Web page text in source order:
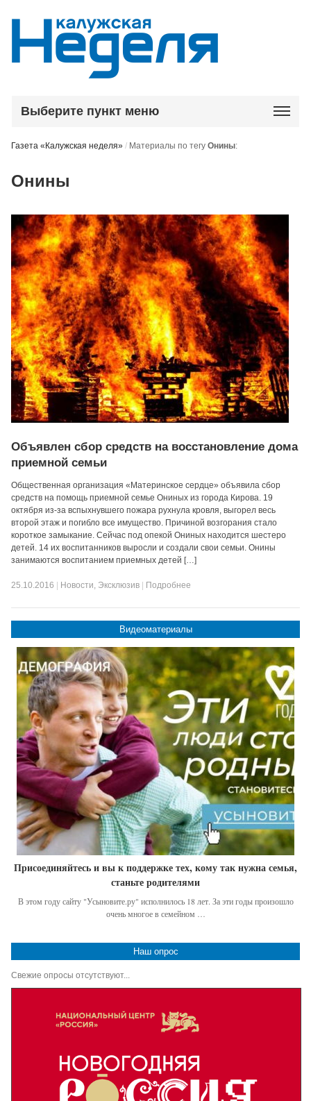
Выберите пункт меню
Газета «Калужская неделя» / Материалы по тегуОнины:
Онины
Объявлен сбор средств на восстановление дома
приемной семьи
Общественная организация «Материнское сердце» объявила сбор
средств на помощь приемной семье Ониных из города Кирова. 19
октября из-за вспыхнувшего пожара рухнула кровля, выгорел весь
второй этаж и погибло все имущество. Причиной возгорания стало
короткое замыкание. Сейчас под опекой Ониных находится шестеро
детей. 14 их воспитанников выросли и создали свои семьи. Онины
занимаются воспитанием приемных детей […]
25.10.2016 Новости, Эксклюзив Подробнее
Видеоматериалы
Присоединяйтесь и вы к поддержке тех, кому так нужна семья,
станьте родителями
В этом году сайту "Усыновите.ру" исполнилось 18 лет. За эти годы произошло
очень многое в семейном …
Наш опрос
Свежие опросы отсутствуют...